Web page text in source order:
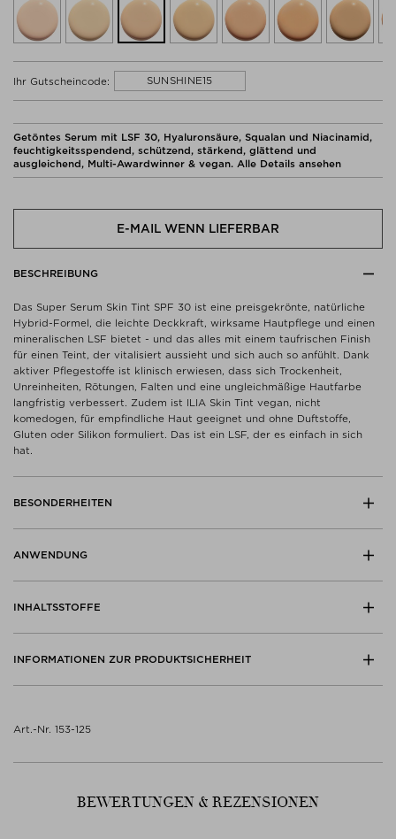
Ihr Gutscheincode: SUNSHINE15
Getöntes Serum mit LSF 30, Hyaluronsäure, Squalan und Niacinamid,
feuchtigkeitsspendend, schützend, stärkend, glättend und
ausgleichend, Multi-Awardwinner & vegan. Alle Details ansehen
E-MAIL WENN LIEFERBAR
BESCHREIBUNG
Das Super Serum Skin Tint SPF 30 ist eine preisgekrönte, natürliche
Hybrid-Formel, die leichte Deckkraft, wirksame Hautpflege und einen
mineralischen LSF bietet - und das alles mit einem taufrischen Finish
für einen Teint, der vitalisiert aussieht und sich auch so anfühlt. Dank
aktiver Pflegestoffe ist klinisch erwiesen, dass sich Trockenheit,
Unreinheiten, Rötungen, Falten und eine ungleichmäßige Hautfarbe
langfristig verbessert. Zudem ist ILIA Skin Tint vegan, nicht
komedogen, für empfindliche Haut geeignet und ohne Duftstoffe,
Gluten oder Silikon formuliert. Das ist ein LSF, der es einfach in sich
hat.
BESONDERHEITEN
ANWENDUNG
INHALTSSTOFFE
INFORMATIONEN ZUR PRODUKTSICHERHEIT
Art.-Nr. 153-125
BEWERTUNGEN & REZENSIONEN